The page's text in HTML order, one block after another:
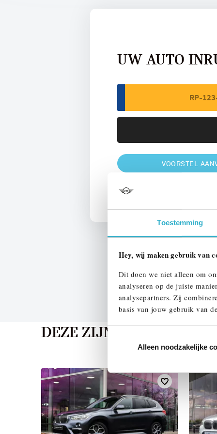
Toestemming
Hey, wij maken gebruik van
Dit doen we niet alleen om
analyseren op de juiste
analysepartners. Zij
basis van jouw gebruik van
Alleen noodzakelijke
UW AUTO
VOORSTEL
DEZE ZIJN